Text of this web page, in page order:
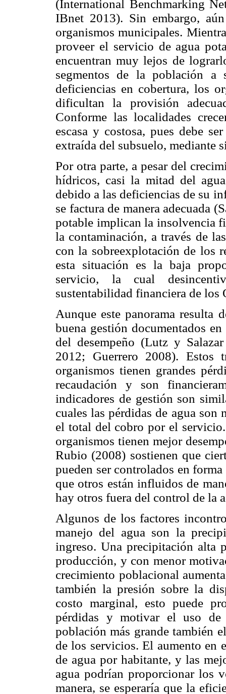
(International Benchmarking
IBnet 2013). Sin embargo,
organismos municipales.
proveer el servicio de agua
encuentran muy lejos de
segmentos de la población
deficiencias en cobertura, los
dificultan la provisión
Conforme las localidades
escasa y costosa, pues debe
extraída del subsuelo, mediante
Por otra parte, a pesar del
hídricos, casi la mitad del
debido a las deficiencias de su
se factura de manera adecuada
potable implican la insolvencia
la contaminación, a través de
con la sobreexplotación de los
esta situación es la baja
servicio, la cual
sustentabilidad financiera de los
Aunque este panorama resulta
buena gestión documentados
del desempeño (Lutz y
2012; Guerrero 2008). Estos
organismos tienen grandes
recaudación y son
indicadores de gestión son
cuales las pérdidas de agua son
el total del cobro por el
organismos tienen mejor
Rubio (2008) sostienen que
pueden ser controlados en
que otros están influidos de
hay otros fuera del control de la
Algunos de los factores
manejo del agua son la
ingreso. Una precipitación alta
producción, y con menor
crecimiento poblacional
también la presión sobre la
costo marginal, esto puede
pérdidas y motivar el uso
población más grande también
de los servicios. El aumento en
de agua por habitante, y las
agua podrían proporcionar los
manera, se esperaría que la